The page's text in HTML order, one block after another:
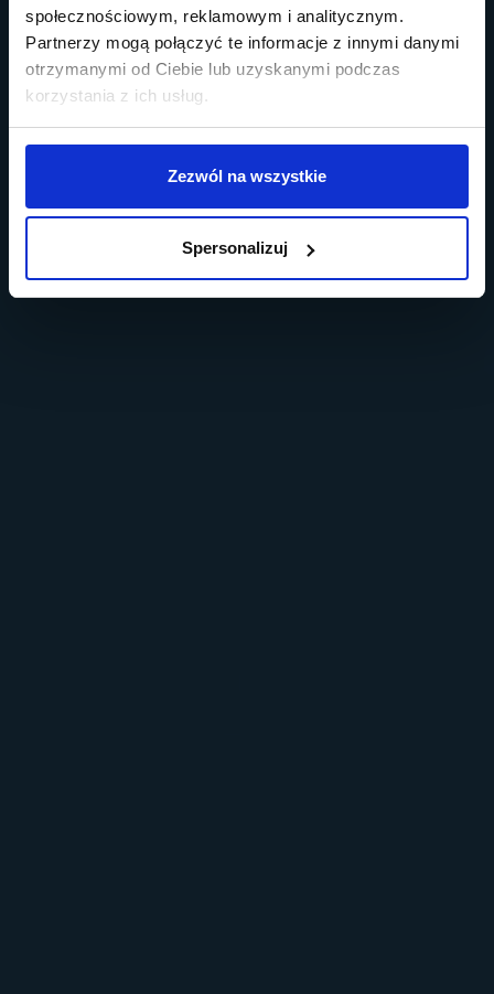
społecznościowym, reklamowym i analitycznym.
Partnerzy mogą połączyć te informacje z innymi danymi
otrzymanymi od Ciebie lub uzyskanymi podczas
korzystania z ich usług.
Zezwól na wszystkie
Spersonalizuj